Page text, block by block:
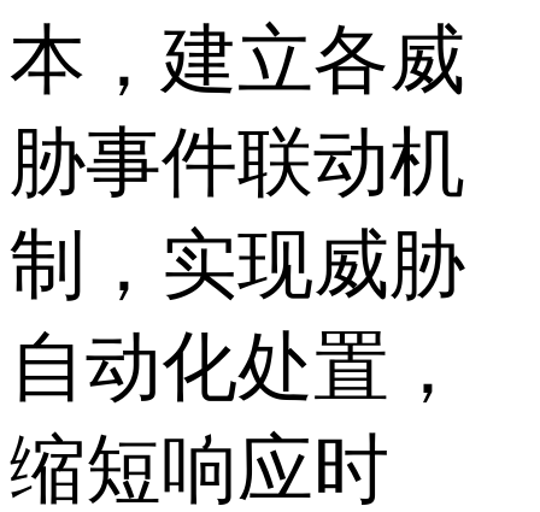
本，建立各威
胁事件联动机
制，实现威胁
自动化处置，
缩短响应时